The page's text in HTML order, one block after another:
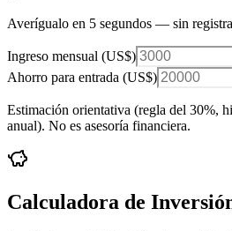
Averígualo en 5 segundos — sin
Ingreso mensual (US$)
Ahorro para entrada (US$)
Estimación orientativa (regla del 30%,
anual). No es asesoría financiera.
Calculadora de